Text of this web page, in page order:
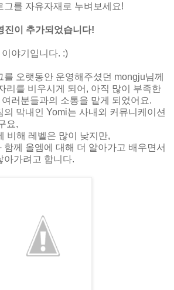
그를 자유자재로 누벼보세요!
진이 추가되었습니다!
이야기입니다. :)
를 오랫동안 운영해주셨던 mongju님께
리를 비우시게 되어 , 아직 많이 부족한
여러분들과의 소통을 맡게 되었어요.
의 막내인 Yomi는 사내외 커뮤니케이션
요,
비해 레벨은 많이 낮지만,
함께 올엠에 대해 더 알아가고 배우면서
아가려고 합니다.